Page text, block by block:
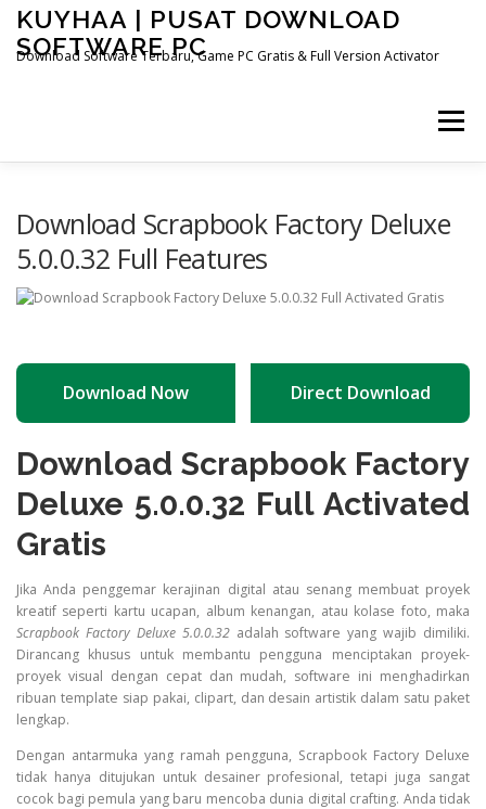
Skip
content
KUYHAA | PUSAT DOWNLOAD
SOFTWARE PC
Download Software Terbaru, Game PC Gratis & Full Version Activator
Menu
Download Scrapbook Factory Deluxe
5.0.0.32 Full Features
Download Now Direct Download
Download Scrapbook Factory
Deluxe 5.0.0.32 Full Activated
Gratis
Jika Anda penggemar kerajinan digital atau senang membuat proyek
kreatif seperti kartu ucapan, album kenangan, atau kolase foto, maka
Scrapbook Factory Deluxe 5.0.0.32adalah software yang wajib dimiliki.
Dirancang khusus untuk membantu pengguna menciptakan proyek-
proyek visual dengan cepat dan mudah, software ini menghadirkan
ribuan template siap pakai, clipart, dan desain artistik dalam satu paket
lengkap.
Dengan antarmuka yang ramah pengguna, Scrapbook Factory Deluxe
tidak hanya ditujukan untuk desainer profesional, tetapi juga sangat
cocok bagi pemula yang baru mencoba dunia digital crafting. Anda tidak